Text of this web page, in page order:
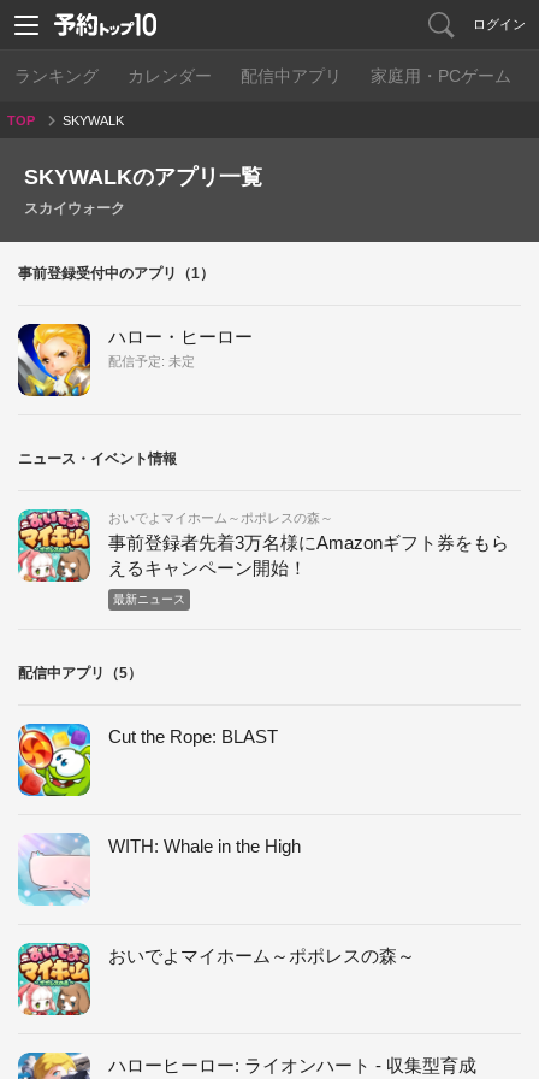
ログイン
ランキング カレンダー 配信中アプリ 家庭用・PCゲーム
TOP SKYWALK
SKYWALKのアプリ一覧
スカイウォーク
事前登録受付中のアプリ（1）
ハロー・ヒーロー
配信予定: 未定
ニュース・イベント情報
おいでよマイホーム～ポポレスの森～
事前登録者先着3万名様にAmazonギフト券をもら
えるキャンペーン開始！
最新ニュース
配信中アプリ（5）
Cut the Rope: BLAST
WITH: Whale in the High
おいでよマイホーム～ポポレスの森～
ハローヒーロー: ライオンハート - 収集型育成